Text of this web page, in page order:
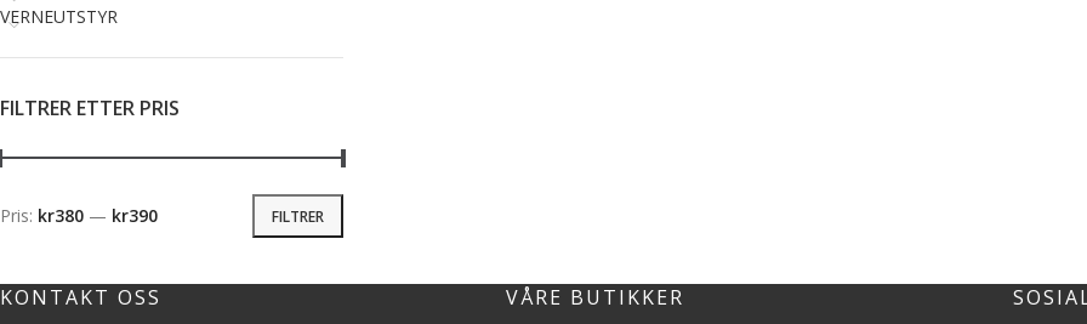
VERNEUTSTYR
FILTRER ETTER PRIS
FILTRER
Pris: kr380 — kr390
KONTAKT OSS VÅRE BUTIKKER